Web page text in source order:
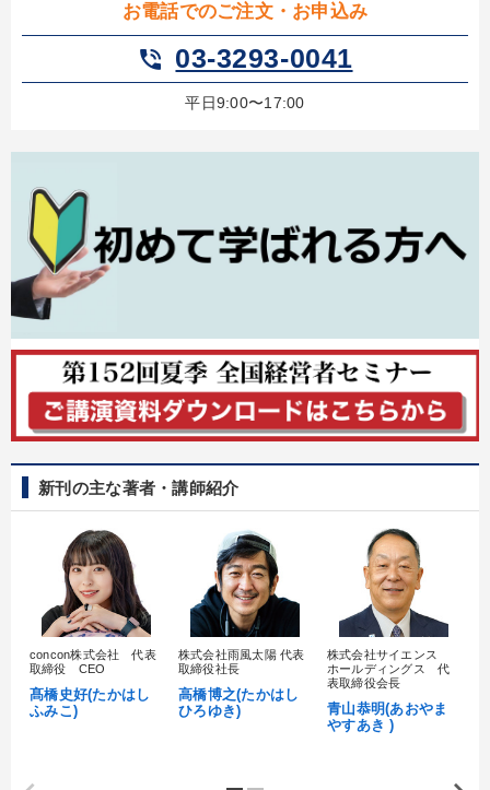
お電話でのご注文・お申込み
phone_in_talk 03-3293-0041
平日9:00〜17:00
新刊の主な著者・講師紹介
concon株式会社 代表
取締役 CEO
髙橋史好(たかはし
ふみこ)
株式会社雨風太陽 代表
取締役社長
高橋博之(たかはし
ひろゆき)
株式会社サイエンス
ホールディングス 代
表取締役会長
青山恭明(あおやま
やすあき )